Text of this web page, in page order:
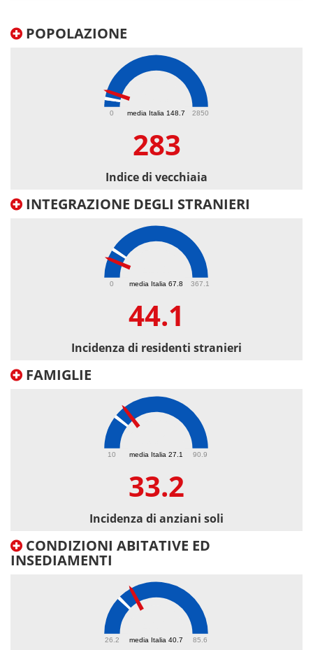
POPOLAZIONE
media Italia 148.7
0 2850
283
Indice di vecchiaia
INTEGRAZIONE DEGLI STRANIERI
media Italia 67.8
0 367.1
44.1
Incidenza di residenti stranieri
FAMIGLIE
media Italia 27.1
10 90.9
33.2
Incidenza di anziani soli
CONDIZIONI ABITATIVE ED
INSEDIAMENTI
media Italia 40.7
26.2 85.6